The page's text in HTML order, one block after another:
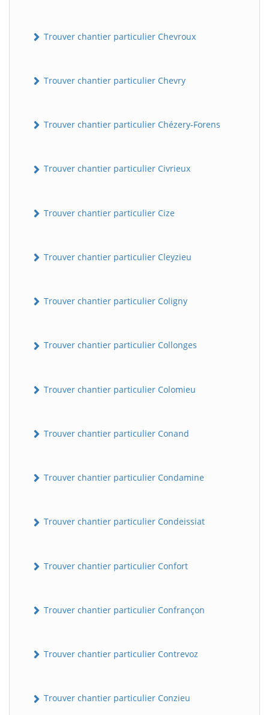
Trouver chantier particulier Chevroux
Trouver chantier particulier Chevry
Trouver chantier particulier Chézery-Forens
Trouver chantier particulier Civrieux
Trouver chantier particulier Cize
Trouver chantier particulier Cleyzieu
Trouver chantier particulier Coligny
Trouver chantier particulier Collonges
Trouver chantier particulier Colomieu
Trouver chantier particulier Conand
Trouver chantier particulier Condamine
Trouver chantier particulier Condeissiat
Trouver chantier particulier Confort
Trouver chantier particulier Confrançon
Trouver chantier particulier Contrevoz
Trouver chantier particulier Conzieu